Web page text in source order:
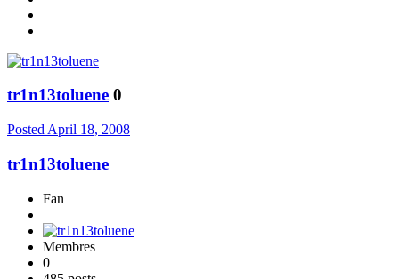
tr1n13toluene 0
Posted April 18, 2008
tr1n13toluene
Fan
Membres
0